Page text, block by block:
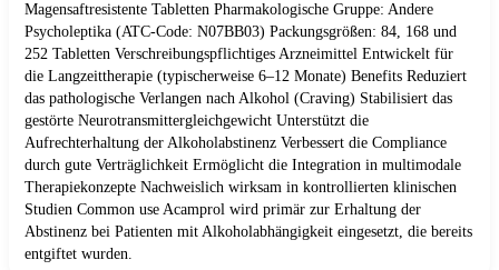
Magensaftresistente Tabletten Pharmakologische Gruppe: Andere
Psycholeptika (ATC-Code: N07BB03) Packungsgrößen: 84, 168 und
252 Tabletten Verschreibungspflichtiges Arzneimittel Entwickelt für
die Langzeittherapie (typischerweise 6–12 Monate) Benefits Reduziert
das pathologische Verlangen nach Alkohol (Craving) Stabilisiert das
gestörte Neurotransmittergleichgewicht Unterstützt die
Aufrechterhaltung der Alkoholabstinenz Verbessert die Compliance
durch gute Verträglichkeit Ermöglicht die Integration in multimodale
Therapiekonzepte Nachweislich wirksam in kontrollierten klinischen
Studien Common use Acamprol wird primär zur Erhaltung der
Abstinenz bei Patienten mit Alkoholabhängigkeit eingesetzt, die bereits
entgiftet wurden.